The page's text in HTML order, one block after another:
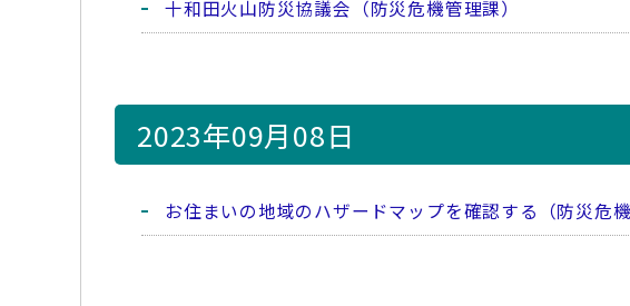
十和田火山防災協議会（防災危機管理課）
2023年09月08日
お住まいの地域のハザードマップを確認する（防災危機